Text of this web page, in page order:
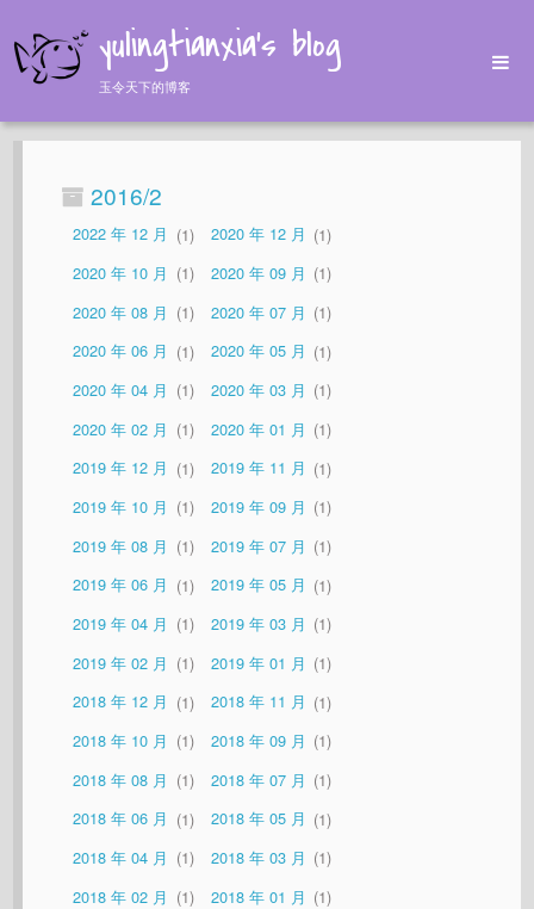
yulingtianxia's blog
玉令天下的博客
Home
Tags
About
2016/2
2022 年 12 月 1 2020 年 12 月
1
2020 年 10 月
1 2020 年 09 月
1
2020 年 08 月
1 2020 年 07 月
1
2020 年 06 月
1 2020 年 05 月
1
2020 年 04 月
1 2020 年 03 月
1
2020 年 02 月
1 2020 年 01 月
1
2019 年 12 月
1 2019 年 11 月
1
2019 年 10 月
1 2019 年 09 月
1
2019 年 08 月
1 2019 年 07 月
1
2019 年 06 月
1 2019 年 05 月
1
2019 年 04 月
1 2019 年 03 月
1
2019 年 02 月
1 2019 年 01 月
1
2018 年 12 月
1 2018 年 11 月
1
2018 年 10 月
1 2018 年 09 月
1
2018 年 08 月
1 2018 年 07 月
1
2018 年 06 月
1 2018 年 05 月
1
2018 年 04 月
1 2018 年 03 月
1
2018 年 02 月
1 2018 年 01 月
1